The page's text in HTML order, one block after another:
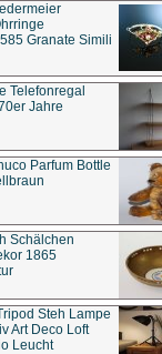
Granate Simili
Telefonregal
Jahre
Parfum Bottle
Schälchen
1865
Steh Lampe
Art Deco Loft
Leucht